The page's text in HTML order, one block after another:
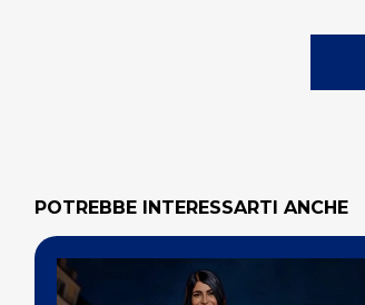
POTREBBE INTERESSARTI ANCHE